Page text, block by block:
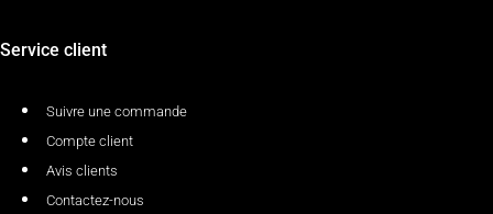
Service client
Suivre une commande
Compte client
Avis clients
Contactez-nous